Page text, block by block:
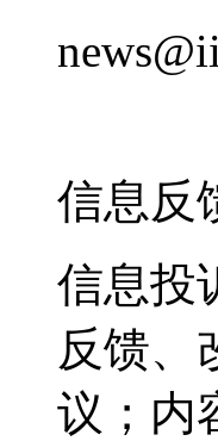
信息反
信息投
反馈、
议；内